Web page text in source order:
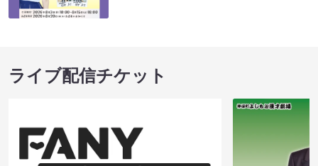
ライブ配信チケット